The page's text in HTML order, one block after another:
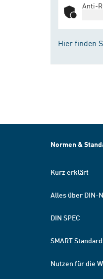
Anti-
Hier finden
Normen &
Kurz erklärt
Alles über DIN-
DIN SPEC
SMART
Nutzen für die